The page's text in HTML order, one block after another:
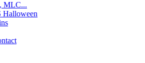
MLC...
Halloween